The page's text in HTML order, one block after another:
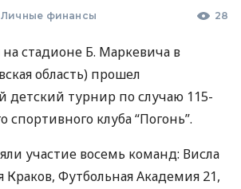
Личные финансы 28
стадионе Б. Маркевича в
область) прошел
турнир по случаю 115-
спортивного клуба “Погонь”.
участие восемь команд: Висла
Краков, Футбольная Академия 21,